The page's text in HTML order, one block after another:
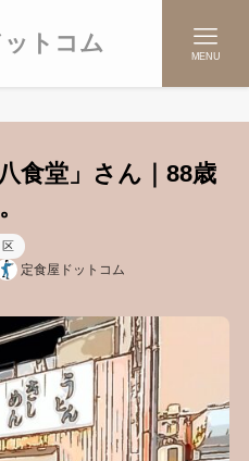
トコム MENU
食堂」さん｜88歳
定食屋ドットコム